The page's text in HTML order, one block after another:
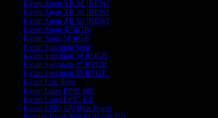
Kvant Atom XR 18 !NEW!
Kvant Atom XR 30 !NEW!
Kvant Atom XR 60 !NEW!
Kvant Atom 42 RGB
Kvant Atom 58 RGB
Kvant Spectrum Serie
Kvant Spectrum 34 ROGB
Kvant Spectrum 37 RYGB
Kvant Spectrum 55 RYGB
Kvant Epic Serie
Kvant Laser EPIC 100
Kvant Laser EPIC 170
Kvant EPIC 270 Blue Boost